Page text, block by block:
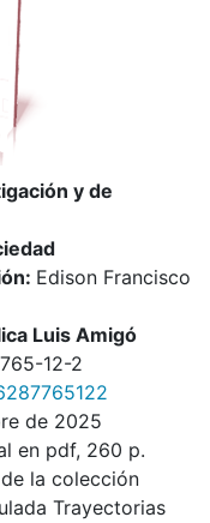
y de
Edison Francisco
Luis Amigó
12-2
de 2025
en pdf, 260 p.
la colección
Trayectorias